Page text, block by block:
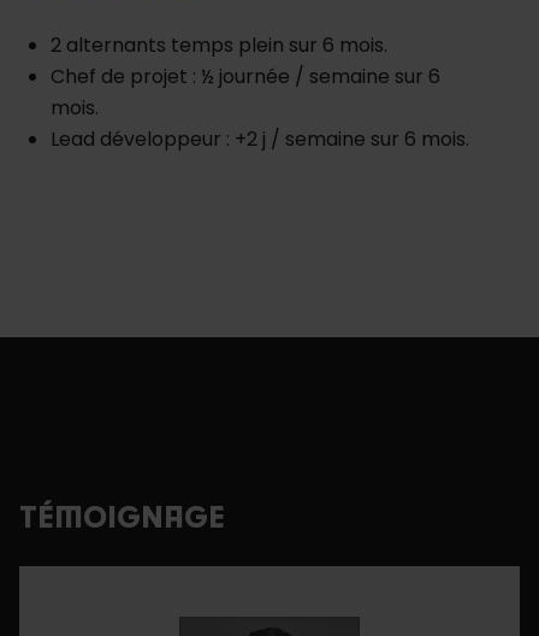
2 alternants temps plein sur 6 mois.
Chef de projet : ½ journée / semaine sur 6
mois.
Lead développeur : +2 j / semaine sur 6 mois.
TÉMOIGNAGE